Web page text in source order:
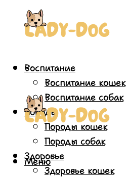
Воспитание
Воспитание кошек
Воспитание собак
Породы
Породы кошек
Породы собак
Здоровье
Здоровье кошек
Меню